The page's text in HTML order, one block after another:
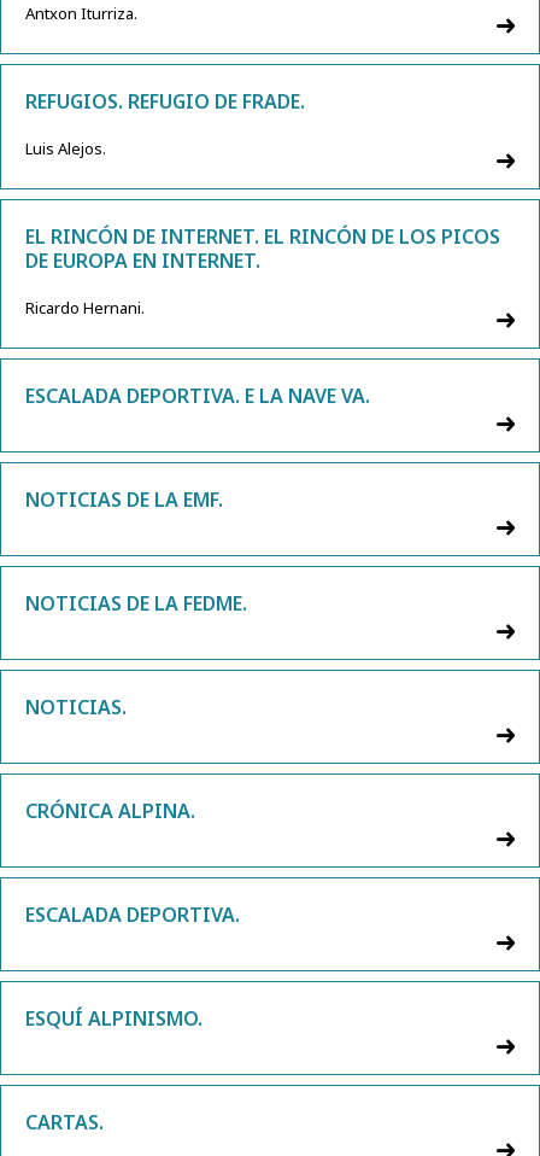
Antxon Iturriza.
REFUGIOS. REFUGIO DE FRADE.
Luis Alejos.
EL RINCÓN DE INTERNET. EL RINCÓN DE LOS PICOS
DE EUROPA EN INTERNET.
Ricardo Hernani.
ESCALADA DEPORTIVA. E LA NAVE VA.
NOTICIAS DE LA EMF.
NOTICIAS DE LA FEDME.
NOTICIAS.
CRÓNICA ALPINA.
ESCALADA DEPORTIVA.
ESQUÍ ALPINISMO.
CARTAS.